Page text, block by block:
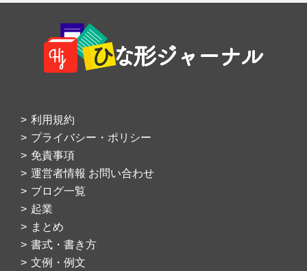
Footer
利用規約
プライバシー・ポリシー
免責事項
運営者情報 お問い合わせ
ブログ一覧
起業
まとめ
書式・書き方
文例・例文